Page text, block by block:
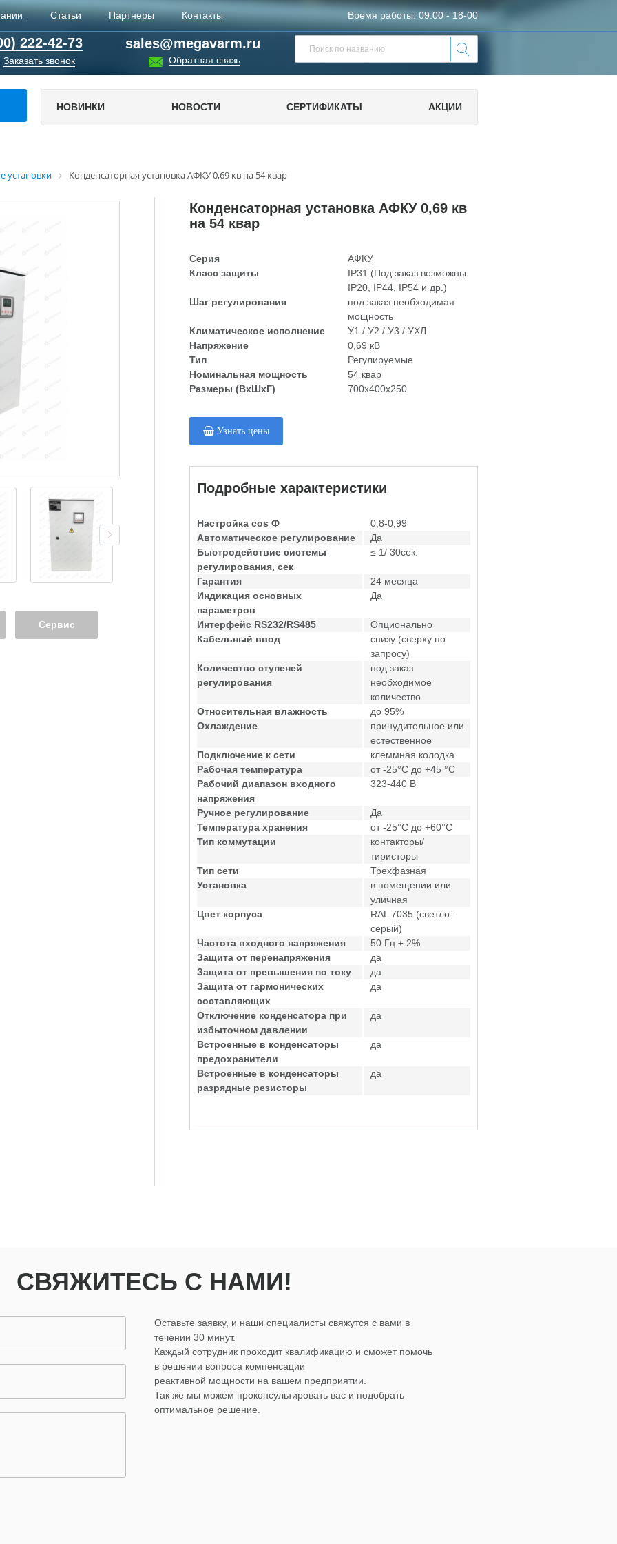
Статьи Партнеры Контакты Время работы: 09:00 - 18-00
222-42-73
Заказать звонок
sales@megavarm.ru
Обратная связь
НОВИНКИ НОВОСТИ СЕРТИФИКАТЫ АКЦИИ
установки Конденсаторная установка АФКУ 0,69 кв на 54 квар
Сервис
Конденсаторная установка АФКУ 0,69 кв
на 54 квар
Серия
АФКУ
Класс защиты
IP31 (Под заказ возможны:
IP20, IP44, IP54 и др.)
Шаг регулирования
под заказ необходимая
мощность
Климатическое исполнение
У1 / У2 / У3 / УХЛ
Напряжение
0,69 кВ
Тип
Регулируемые
Номинальная мощность
54 квар
Размеры (ВхШхГ)
700х400х250
Узнать цены
Подробные характеристики
Настройка cos Ф
0,8-0,99
Автоматическое регулирование
Да
Быстродействие системы
регулирования, сек
≤ 1/ 30сек.
Гарантия
24 месяца
Индикация основных
параметров
Да
Интерфейс RS232/RS485
Опционально
Кабельный ввод
снизу (сверху по
запросу)
Количество ступеней
регулирования
под заказ
необходимое
количество
Относительная влажность
до 95%
Охлаждение
принудительное или
естественное
Подключение к сети
клеммная колодка
Рабочая температура
от -25°C до +45 °C
Рабочий диапазон входного
напряжения
323-440 В
Ручное регулирование
Да
Температура хранения
от -25°C до +60°C
Тип коммутации
контакторы/
тиристоры
Тип сети
Трехфазная
Установка
в помещении или
уличная
Цвет корпуса
RAL 7035 (светло-
серый)
Частота входного напряжения
50 Гц ± 2%
Защита от перенапряжения
да
Защита от превышения по току
да
Защита от гармонических
составляющих
да
Отключение конденсатора при
избыточном давлении
да
Встроенные в конденсаторы
предохранители
да
Встроенные в конденсаторы
разрядные резисторы
да
СВЯЖИТЕСЬ С НАМИ!
Оставьте заявку, и наши специалисты свяжутся с вами в
течении 30 минут.
Каждый сотрудник проходит квалификацию и сможет помочь
в решении вопроса компенсации
реактивной мощности на вашем предприятии.
Так же мы можем проконсультировать вас и подобрать
оптимальное решение.